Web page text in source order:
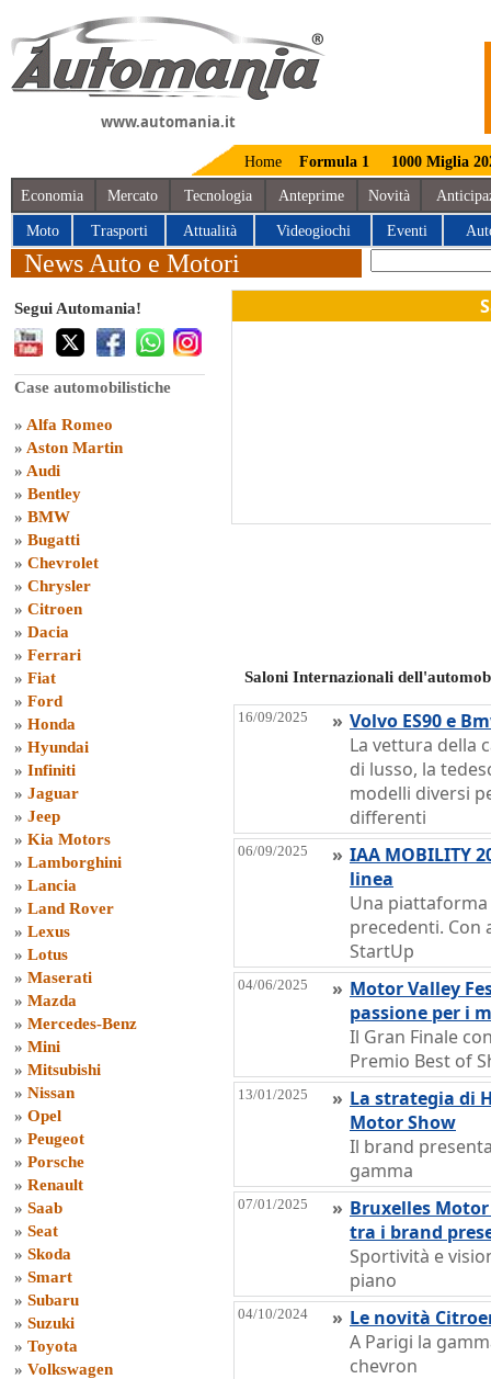
www.automania.it
Home Formula 1 1000 Miglia
Economia Mercato Tecnologia Anteprime Novità
Moto Trasporti Attualità Videogiochi Eventi
News Auto e Motori
Segui Automania!
Case automobilistiche
» Alfa Romeo
» Aston Martin
» Audi
» Bentley
» BMW
» Bugatti
» Chevrolet
» Chrysler
» Citroen
» Dacia
» Ferrari
» Fiat
» Ford
» Honda
» Hyundai
» Infiniti
» Jaguar
» Jeep
» Kia Motors
» Lamborghini
» Lancia
» Land Rover
» Lexus
» Lotus
» Maserati
» Mazda
» Mercedes-Benz
» Mini
» Mitsubishi
» Nissan
» Opel
» Peugeot
» Porsche
» Renault
» Saab
» Seat
» Skoda
» Smart
» Subaru
» Suzuki
» Toyota
» Volkswagen
Saloni Internazionali
16/09/2025 » Volvo ES90 e
La vettura della
di lusso, la
modelli diversi
differenti
06/09/2025 » IAA MOBILITY
linea
Una
precedenti. Con
StartUp
04/06/2025 » Motor Valley
passione per i
Il Gran Finale
Premio Best of
13/01/2025 » La strategia di
Motor Show
Il brand
gamma
07/01/2025 » Bruxelles Motor
tra i brand
Sportività e
piano
04/10/2024 » Le novità
A Parigi la
chevron